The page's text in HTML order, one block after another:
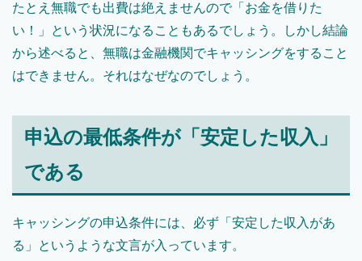
たとえ無職でも出費は絶えませんので「お金を借りた
い！」という状況になることもあるでしょう。しかし結論
から述べると、無職は金融機関でキャッシングをすること
はできません。それはなぜなのでしょう。
申込の最低条件が「安定した収入」
である
キャッシングの申込条件には、必ず「安定した収入があ
る」というような文言が入っています。